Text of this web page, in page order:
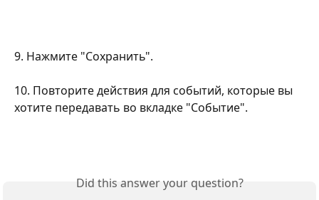
9. Нажмите "Сохранить".
10. Повторите действия для событий, которые вы
хотите передавать во вкладке "Событие".
Did this answer your question?